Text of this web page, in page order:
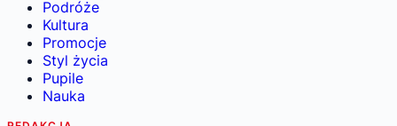
Podróże
Kultura
Promocje
Styl życia
Pupile
Nauka